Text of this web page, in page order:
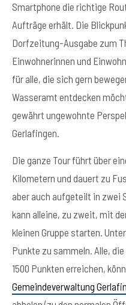
Smartphone die richtige
Aufträge erhält. Die
Dorfzeitung-Ausgabe zum
Einwohnerinnen und
für alle, die sich gern
Wasseramt entdecken
gewährt ungewohnte
Gerlafingen.
Die ganze Tour führt über
Kilometern und dauert zu
aber auch aufgeteilt in zwei
kann alleine, zu zweit, mit
kleinen Gruppe starten.
Punkte zu sammeln. Alle,
1500 Punkten erreichen,
Gemeindeverwaltung